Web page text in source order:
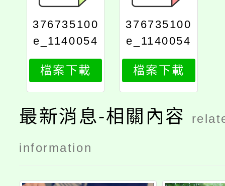
376735100
e_1140054
090_attach
1
檔案下載
376735100
e_1140054
090_attach
2
檔案下載
最新消息-相關內容
information